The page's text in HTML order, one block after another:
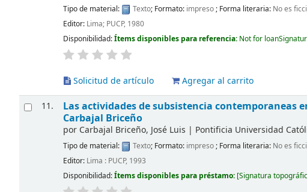
Tipo de material: Texto; Formato: impreso; Forma literaria: No es
Editor: Lima; PUCP, 1980
Disponibilidad:Ítems disponibles para referencia: Not for loan
Solicitud de artículo
Agregar al carrito
11.
Las actividades de subsistencia contemporaneas
Carbajal Briceño
por Carbajal Briceño, José Luis | Pontificia Universidad
Tipo de material: Texto; Formato: impreso; Forma literaria: No es
Editor: Lima : PUCP, 1993
Disponibilidad:Ítems disponibles para préstamo: Signatura